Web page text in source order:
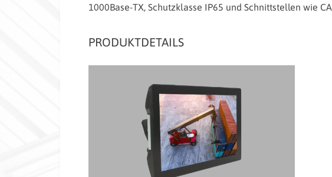
1000Base-TX, Schutzklasse IP65 und Schnittstellen wie
PRODUKTDETAILS